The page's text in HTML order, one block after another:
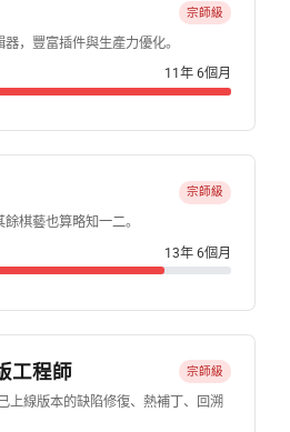
宗師級
，豐富插件與生產力優化。
11年 6個月
宗師級
棋藝也算略知一二。
13年 6個月
工程師 宗師級
上線版本的缺陷修復、熱補丁、回溯